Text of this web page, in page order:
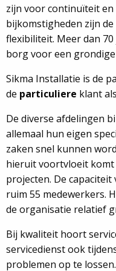
zijn voor continuïteit en
bijkomstigheden zijn
flexibiliteit. Meer dan
borg voor een
Sikma Installatie is de
de particuliere klant
De diverse afdelingen
allemaal hun eigen
zaken snel kunnen
hieruit voortvloeit komt
projecten. De
ruim 55 medewerkers.
de organisatie relatief
Bij kwaliteit hoort
servicedienst ook
problemen op te